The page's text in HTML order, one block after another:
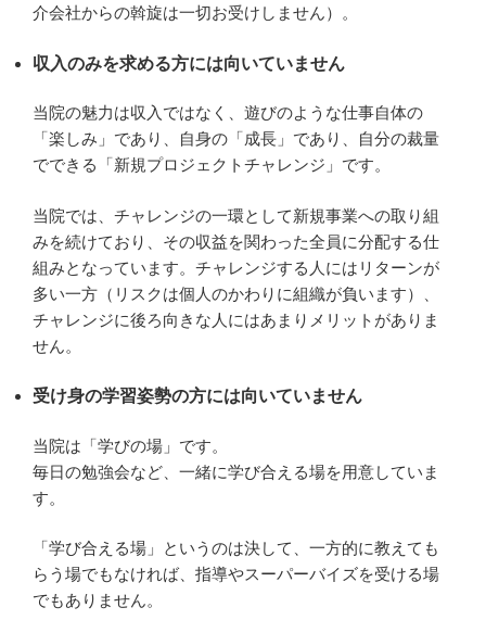
介会社からの斡旋は一切お受けしません）。
収入のみを求める方には向いていません
当院の魅力は収入ではなく、遊びのような仕事自体の
「楽しみ」であり、自身の「成長」であり、自分の裁量
でできる「新規プロジェクトチャレンジ」です。
当院では、チャレンジの一環として新規事業への取り組
みを続けており、その収益を関わった全員に分配する仕
組みとなっています。チャレンジする人にはリターンが
多い一方（リスクは個人のかわりに組織が負います）、
チャレンジに後ろ向きな人にはあまりメリットがありま
せん。
受け身の学習姿勢の方には向いていません
当院は「学びの場」です。
毎日の勉強会など、一緒に学び合える場を用意していま
す。
「学び合える場」というのは決して、一方的に教えても
らう場でもなければ、指導やスーパーバイズを受ける場
でもありません。